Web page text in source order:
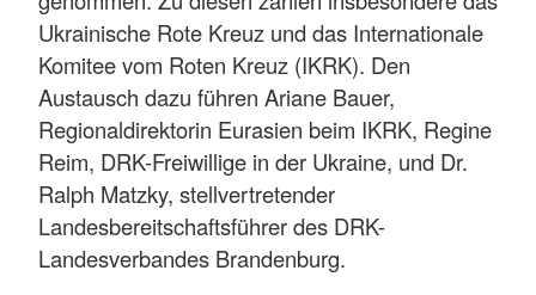
Ukrainische Rote Kreuz und das Internationale
Komitee vom Roten Kreuz (IKRK). Den
Austausch dazu führen Ariane Bauer,
Regionaldirektorin Eurasien beim IKRK, Regine
Reim, DRK-Freiwillige in der Ukraine, und Dr.
Ralph Matzky, stellvertretender
Landesbereitschaftsführer des DRK-
Landesverbandes Brandenburg.